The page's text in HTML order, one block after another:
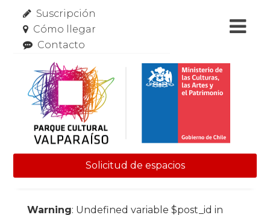
Suscripción
Cómo llegar
Contacto
Solicitud de espacios
Warning: Undefined variable $post_id in